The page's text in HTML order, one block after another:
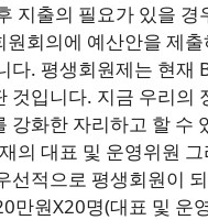
지출의 필요가 있을 경
원회의에 예산안을 제
다. 평생회원제는 현재
것입니다. 지금 우리의
강화한 자리하고 할 수
의 대표 및 운영위원
선적으로 평생회원이
만원X20명(대표 및 운